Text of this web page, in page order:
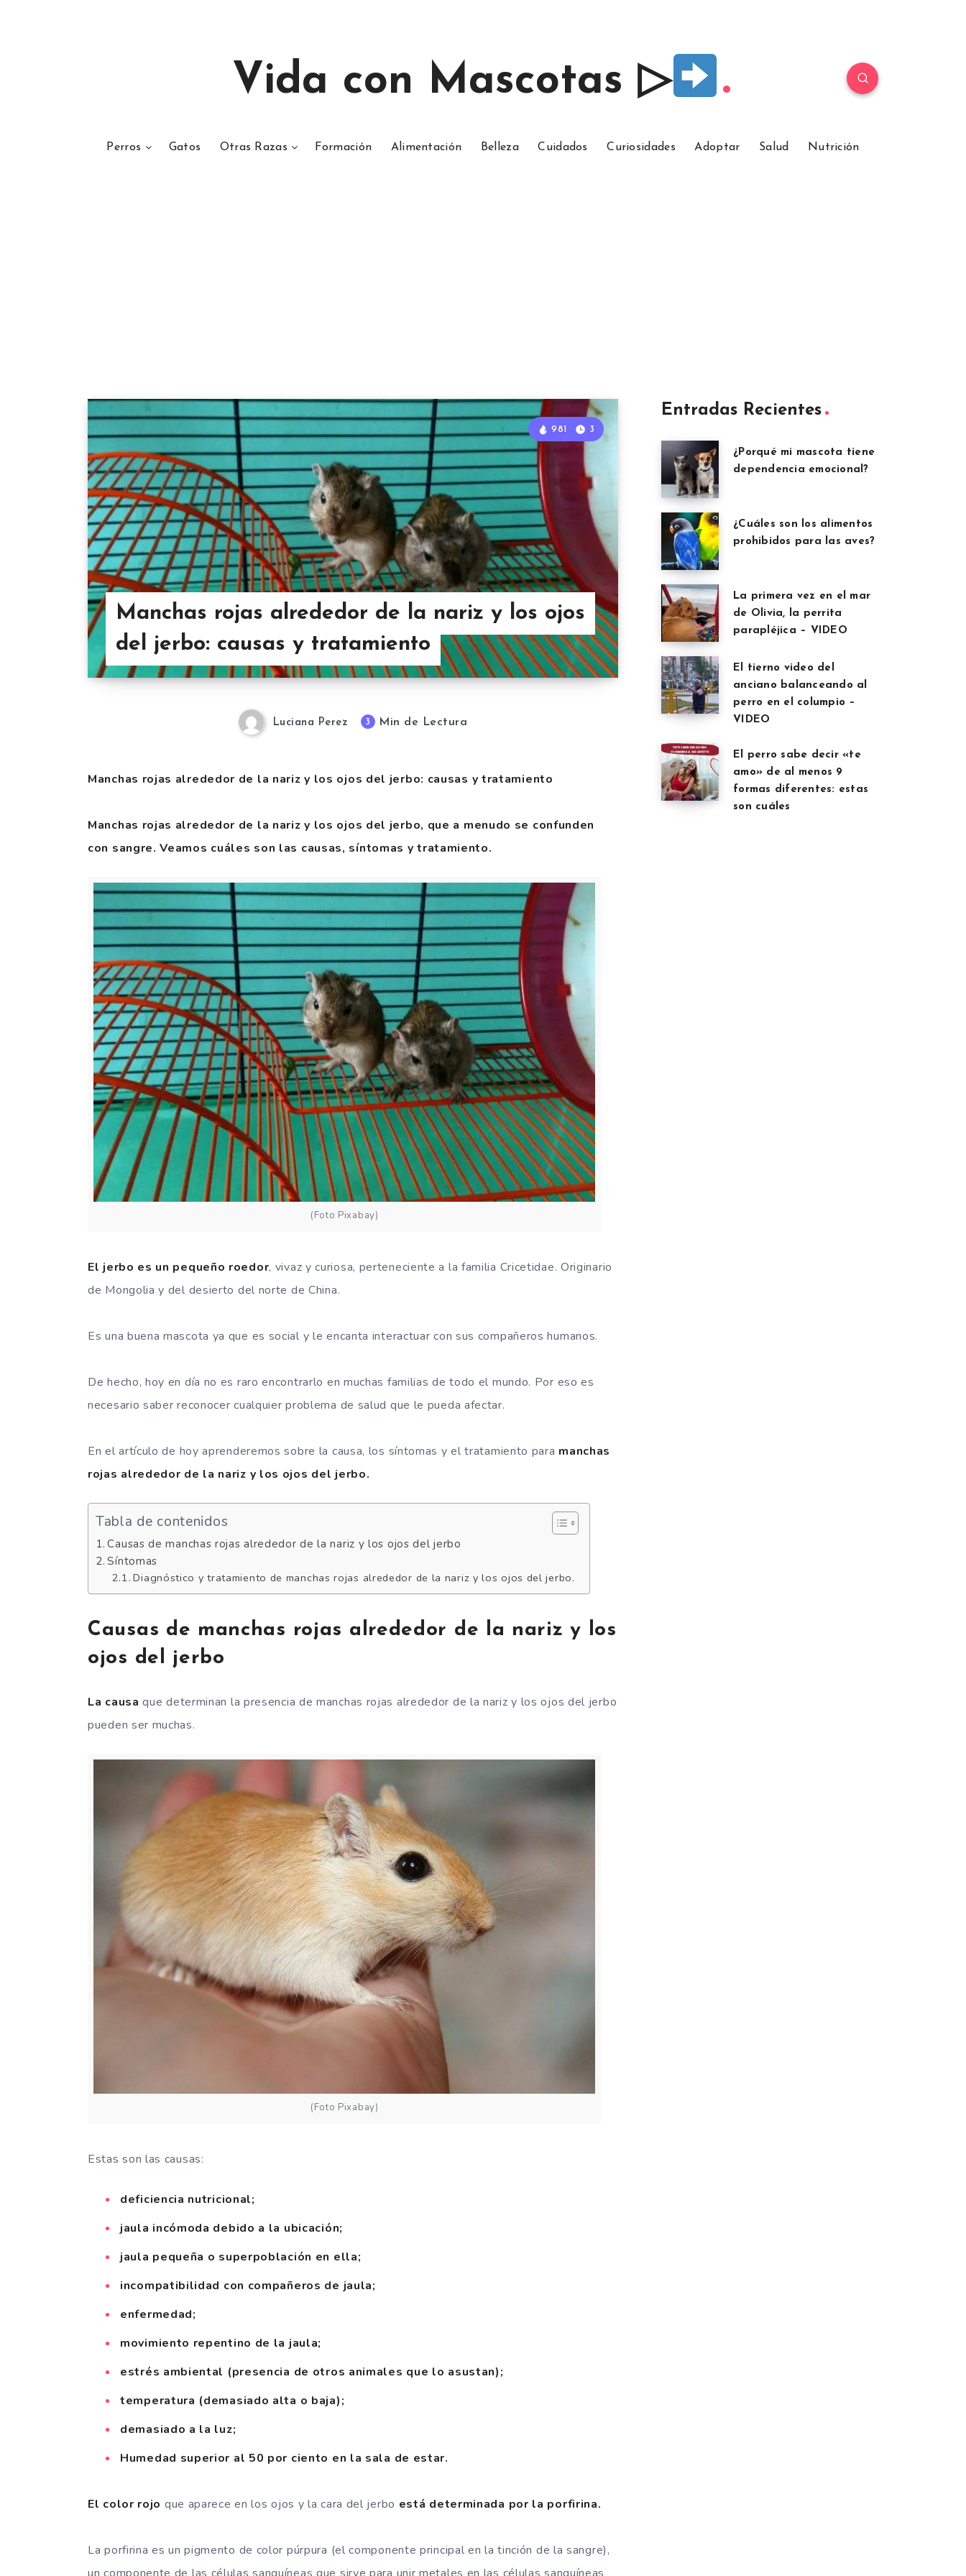
Vida con Mascotas ▷
Perros Gatos Otras Razas Formación Alimentación Belleza Cuidados Curiosidades Adoptar Salud Nutrición
Manchas rojas alrededor de la nariz y los ojos
del jerbo: causas y tratamiento
981 3
Luciana Perez 3 Min de Lectura
Manchas rojas alrededor de la nariz y los ojos del jerbo: causas y tratamiento
Manchas rojas alrededor de la nariz y los ojos del jerbo, que a menudo se confunden
con sangre. Veamos cuáles son las causas, síntomas y tratamiento.
(Foto Pixabay)
El jerbo es un pequeño roedor, vivaz y curiosa, perteneciente a la familia Cricetidae. Originario
de Mongolia y del desierto del norte de China.
Es una buena mascota ya que es social y le encanta interactuar con sus compañeros humanos.
De hecho, hoy en día no es raro encontrarlo en muchas familias de todo el mundo. Por eso es
necesario saber reconocer cualquier problema de salud que le pueda afectar.
En el artículo de hoy aprenderemos sobre la causa, los síntomas y el tratamiento para manchas
rojas alrededor de la nariz y los ojos del jerbo.
Tabla de contenidos
Causas de manchas rojas alrededor de la nariz y los ojos del jerbo
Síntomas
Diagnóstico y tratamiento de manchas rojas alrededor de la nariz y los ojos del jerbo.
Causas de manchas rojas alrededor de la nariz y los
ojos del jerbo
La causa que determinan la presencia de manchas rojas alrededor de la nariz y los ojos del jerbo
pueden ser muchas.
(Foto Pixabay)
Estas son las causas:
deficiencia nutricional;
jaula incómoda debido a la ubicación;
jaula pequeña o superpoblación en ella;
incompatibilidad con compañeros de jaula;
enfermedad;
movimiento repentino de la jaula;
estrés ambiental (presencia de otros animales que lo asustan);
temperatura (demasiado alta o baja);
demasiado a la luz;
Humedad superior al 50 por ciento en la sala de estar.
El color rojo que aparece en los ojos y la cara del jerbo está determinada por la porfirina.
La porfirina es un pigmento de color púrpura (el componente principal en la tinción de la sangre),
Entradas Recientes
¿Porqué mi mascota tiene
dependencia emocional?
¿Cuáles son los alimentos
prohibidos para las aves?
La primera vez en el mar
de Olivia, la perrita
parapléjica – VIDEO
El tierno video del
anciano balanceando al
perro en el columpio –
VIDEO
El perro sabe decir «te
amo» de al menos 9
formas diferentes: estas
son cuáles